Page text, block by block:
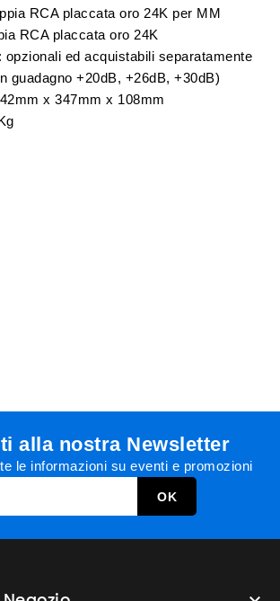
RCA placcata oro 24K per MM
RCA placcata oro 24K
ed acquistabili separatamente
guadagno +20dB, +26dB, +30dB)
x 347mm x 108mm
alla nostra Newsletter
le informazioni su eventi e promozioni